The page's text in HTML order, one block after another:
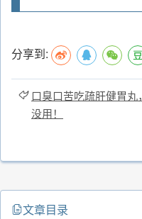
分享到:
口臭口苦吃疏肝健胃丸，
没用！
文章目录